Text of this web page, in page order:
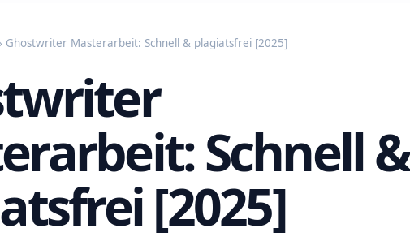
Ghostwriter Masterarbeit: Schnell & plagiatsfrei [2025]
Schnell &
[2025]